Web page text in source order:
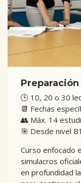
Preparación
🕒 10, 20 o 30
📆 Fechas
👥 Máx. 14
🎯 Desde nivel B1
Curso enfocado
simulacros
en profundidad